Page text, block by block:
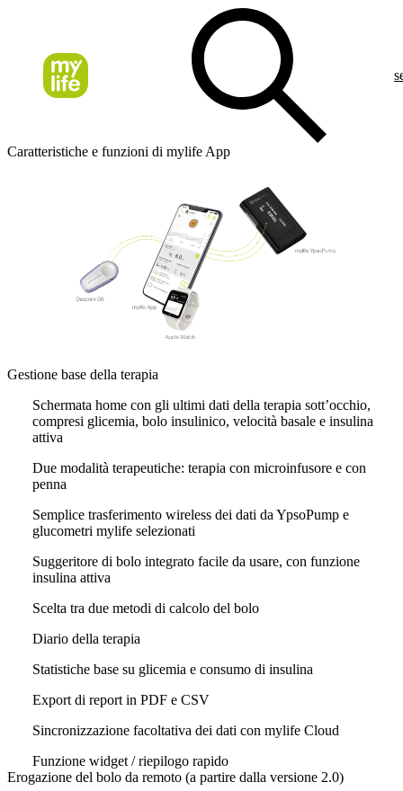
Caratteristiche e funzioni di mylife App
Gestione base della terapia
Schermata home con gli ultimi dati della terapia sott’occhio,
compresi glicemia, bolo insulinico, velocità basale e insulina
attiva
Due modalità terapeutiche: terapia con microinfusore e con
penna
Semplice trasferimento wireless dei dati da YpsoPump e
glucometri mylife selezionati
Suggeritore di bolo integrato facile da usare, con funzione
insulina attiva
Scelta tra due metodi di calcolo del bolo
Diario della terapia
Statistiche base su glicemia e consumo di insulina
Export di report in PDF e CSV
Sincronizzazione facoltativa dei dati con mylife Cloud
Funzione widget / riepilogo rapido
Erogazione del bolo da remoto (a partire dalla versione 2.0)